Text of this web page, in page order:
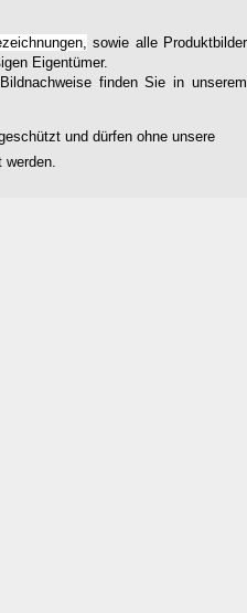
sowie alle Produktbilder
Eigentümer.
finden Sie in unserem
und dürfen ohne unsere
werden.